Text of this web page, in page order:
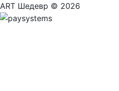
ART Шедевр © 2026